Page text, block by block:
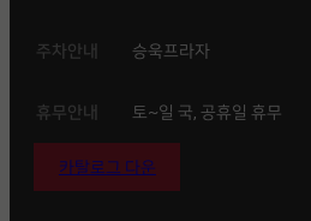
주차안내 승욱프라자
휴무안내 토~일 국, 공휴일 휴무
카탈로그 다운